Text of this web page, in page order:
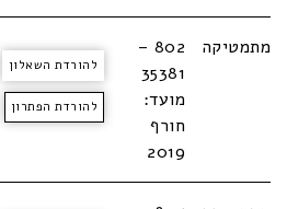
מתמטיקה
802 –
35381
מועד:
חורף
2019
להורדת השאלון
להורדת הפתרון